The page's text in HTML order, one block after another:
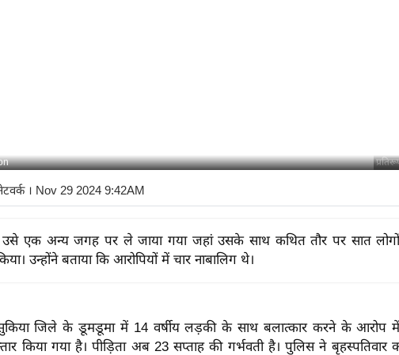
। Nov 29 2024 9:42AM
एक अन्य जगह पर ले जाया गया जहां उसके साथ कथित तौर पर सात
उन्होंने बताया कि आरोपियों में चार नाबालिग थे।
जिले के डूमडूमा में 14 वर्षीय लड़की के साथ बलात्कार करने के आरोप
किया गया है। पीड़िता अब 23 सप्ताह की गर्भवती है। पुलिस ने बृहस्पतिवार